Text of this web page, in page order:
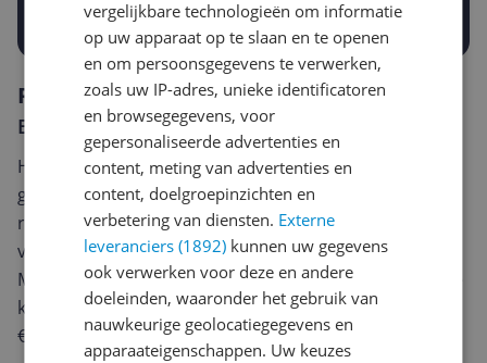
Prijsalert aanzetten
Reviews
Er zijn nog geen reviews geschreven
Heb jij dit product in bezit en wil je graag je mening
geven? Start dan hieronder met het schrijven van je
review. Afhankelijk van de details duurt het schrijven
van een review gemiddeld tussen de 3 en 10 minuten.
Met jouw mening help je andere bezoekers een betere
keuze te maken én maak je iedere maand kans op
€250,-!
Klik hier voor de actievoorwaarden.
vergelijkbare technologieën om informatie
op uw apparaat op te slaan en te openen
en om persoonsgegevens te verwerken,
zoals uw IP-adres, unieke identificatoren
en browsegegevens, voor
gepersonaliseerde advertenties en
content, meting van advertenties en
content, doelgroepinzichten en
verbetering van diensten. Externe
leveranciers (1892) kunnen uw gegevens
ook verwerken voor deze en andere
doeleinden, waaronder het gebruik van
nauwkeurige geolocatiegegevens en
apparaateigenschappen. Uw keuzes